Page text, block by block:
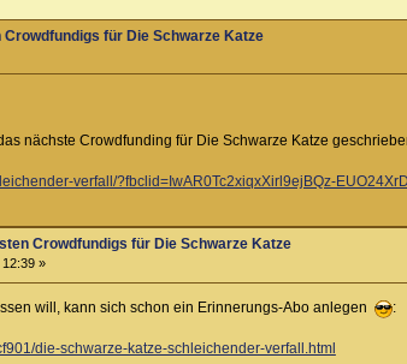
für Die Schwarze Katze
nächste Crowdfunding für Die Schwarze Katze
verfall/?fbclid=IwAR0Tc2xiqxXirl9ejBQz-
Crowdfundigs für Die Schwarze Katze
12:39 »
will, kann sich schon ein Erinnerungs-Abo anlegen :
die-schwarze-katze-schleichender-verfall.html